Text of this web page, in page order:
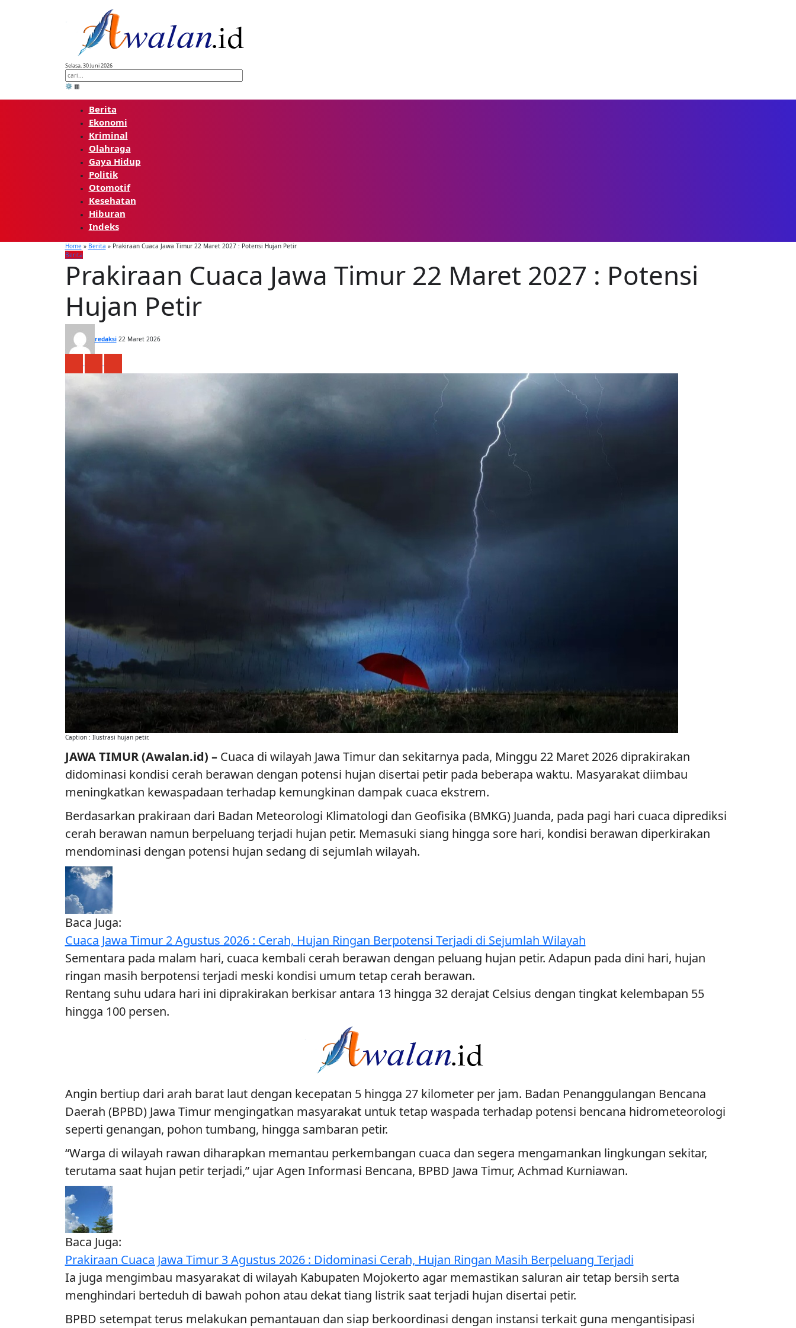
Selasa, 30 Juni 2026
⚙️ ▦
Berita
Ekonomi
Kriminal
Olahraga
Gaya Hidup
Politik
Otomotif
Kesehatan
Hiburan
Indeks
Home» Berita » Prakiraan Cuaca Jawa Timur 22 Maret 2027 : Potensi Hujan Petir
Berita
Prakiraan Cuaca Jawa Timur 22 Maret 2027 : Potensi
Hujan Petir
redaksi 22 Maret 2026
Caption : Ilustrasi hujan petir.
JAWA TIMUR (Awalan.id) –Cuaca di wilayah Jawa Timur dan sekitarnya pada, Minggu 22 Maret 2026 diprakirakan
didominasi kondisi cerah berawan dengan potensi hujan disertai petir pada beberapa waktu. Masyarakat diimbau
meningkatkan kewaspadaan terhadap kemungkinan dampak cuaca ekstrem.
Berdasarkan prakiraan dari Badan Meteorologi Klimatologi dan Geofisika (BMKG) Juanda, pada pagi hari cuaca diprediksi
cerah berawan namun berpeluang terjadi hujan petir. Memasuki siang hingga sore hari, kondisi berawan diperkirakan
mendominasi dengan potensi hujan sedang di sejumlah wilayah.
Baca Juga:
Cuaca Jawa Timur 2 Agustus 2026 : Cerah, Hujan Ringan Berpotensi Terjadi di Sejumlah Wilayah
Sementara pada malam hari, cuaca kembali cerah berawan dengan peluang hujan petir. Adapun pada dini hari, hujan
ringan masih berpotensi terjadi meski kondisi umum tetap cerah berawan.
Rentang suhu udara hari ini diprakirakan berkisar antara 13 hingga 32 derajat Celsius dengan tingkat kelembapan 55
hingga 100 persen.
Angin bertiup dari arah barat laut dengan kecepatan 5 hingga 27 kilometer per jam. Badan Penanggulangan Bencana
Daerah (BPBD) Jawa Timur mengingatkan masyarakat untuk tetap waspada terhadap potensi bencana hidrometeorologi
seperti genangan, pohon tumbang, hingga sambaran petir.
“Warga di wilayah rawan diharapkan memantau perkembangan cuaca dan segera mengamankan lingkungan sekitar,
terutama saat hujan petir terjadi,” ujar Agen Informasi Bencana, BPBD Jawa Timur, Achmad Kurniawan.
Baca Juga:
Prakiraan Cuaca Jawa Timur 3 Agustus 2026 : Didominasi Cerah, Hujan Ringan Masih Berpeluang Terjadi
Ia juga mengimbau masyarakat di wilayah Kabupaten Mojokerto agar memastikan saluran air tetap bersih serta
menghindari berteduh di bawah pohon atau dekat tiang listrik saat terjadi hujan disertai petir.
BPBD setempat terus melakukan pemantauan dan siap berkoordinasi dengan instansi terkait guna mengantisipasi